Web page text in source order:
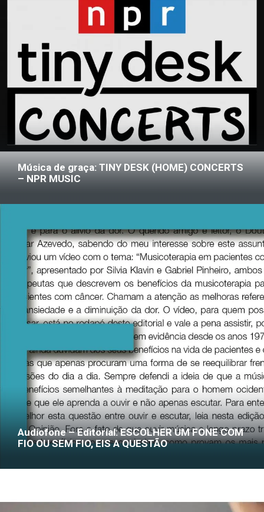
Música de graça: TINY DESK (HOME) CONCERTS
– NPR MUSIC
Audiofone – Editorial: ESCOLHER UM FONE COM
FIO OU SEM FIO, EIS A QUESTÃO